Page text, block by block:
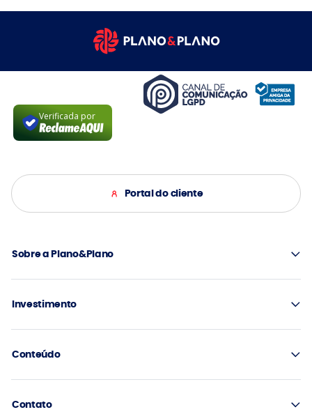
Verificada por
Portal do cliente
Sobre a Plano&Plano
Investimento
Conteúdo
Contato